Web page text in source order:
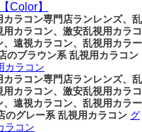
Color】
ラコン専門店ランレンズ、乱
カラコン、激安乱視用カラコ
遠視カラコン、乱視用カラー
のブラウン系 乱視用カラコン
カラコン
ラコン専門店ランレンズ、乱
カラコン、激安乱視用カラコ
遠視カラコン、乱視用カラー
のグレー系 乱視用カラコン グ
ラコン